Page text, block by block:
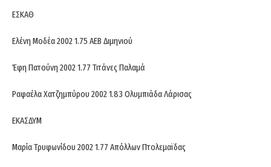
ΕΣΚΑΘ
Ελένη Μοδέα 2002 1.75 ΑΕΒ Διμηνιού
Έφη Πατούνη 2002 1.77 Τιτάνες Παλαμά
Ραφαέλα Χατζημπύρου 2002 1.83 Ολυμπιάδα Λάρισας
ΕΚΑΣΔΥΜ
Μαρία Τρυφωνίδου 2002 1.77 Απόλλων Πτολεμαϊδας